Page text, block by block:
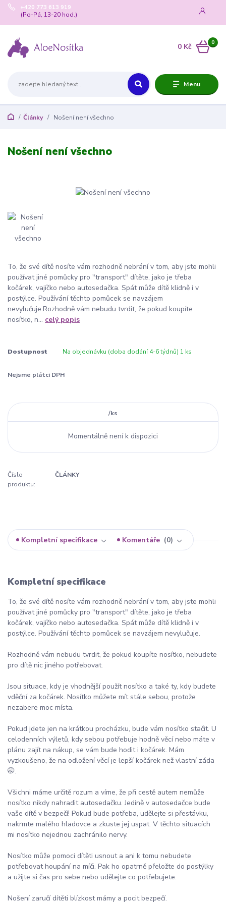
Menu
+420 773 613 919
(Po-Pá, 13-20 hod.)
0
0 Kč
Články Nošení není všechno
Nošení není všechno
To, že své dítě nosíte vám rozhodně nebrání v tom, aby jste mohli
používat jiné pomůcky pro "transport" dítěte, jako je třeba
kočárek, vajíčko nebo autosedačka. Spát může dítě klidně i v
postýlce. Používání těchto pomůcek se navzájem
nevylučuje.Rozhodně vám nebudu tvrdit, že pokud koupíte
nosítko, n... celý popis
Dostupnost Na objednávku (doba dodání 4-6 týdnů) 1 ks
Nejsme plátci DPH
/ks
Momentálně není k dispozici
Číslo
produktu:
ČLÁNKY
Kompletní specifikace Komentáře 0
Kompletní specifikace
To, že své dítě nosíte vám rozhodně nebrání v tom, aby jste mohli
používat jiné pomůcky pro "transport" dítěte, jako je třeba
kočárek, vajíčko nebo autosedačka. Spát může dítě klidně i v
postýlce. Používání těchto pomůcek se navzájem nevylučuje.
Rozhodně vám nebudu tvrdit, že pokud koupíte nosítko, nebudete
pro dítě nic jiného potřebovat.
Jsou situace, kdy je vhodnější použít nosítko a také ty, kdy budete
vděční za kočárek. Nosítko můžete mít stále sebou, protože
nezabere moc místa.
Pokud jdete jen na krátkou procházku, bude vám nosítko stačit. U
celodenních výletů, kdy sebou potřebuje hodně věcí nebo máte v
plánu zajít na nákup, se vám bude hodit i kočárek. Mám
vyzkoušeno, že na odložení věcí je lepší kočárek než vlastní záda
🤭.
Všichni máme určitě rozum a víme, že při cestě autem nemůže
nosítko nikdy nahradit autosedačku. Jedině v autosedačce bude
vaše dítě v bezpečí! Pokud bude potřeba, udělejte si přestávku,
nakrmte malého hladovce a zkuste jej uspat. V těchto situacích
mi nosítko nejednou zachránilo nervy.
Nosítko může pomoci dítěti usnout a ani k tomu nebudete
potřebovat houpání na míči. Pak ho opatrně přeložte do postýlky
a užijte si čas pro sebe nebo udělejte co potřebujete.
Nošení zaručí dítěti blízkost mámy a pocit bezpečí.